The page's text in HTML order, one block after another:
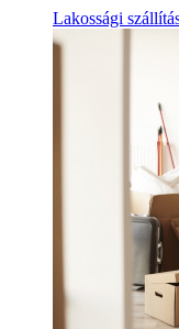
Lakossági